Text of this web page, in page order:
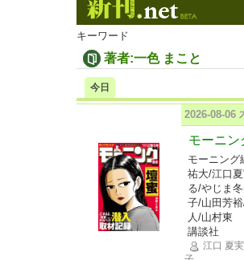
キーワード
著者:一色 まこと
今日
2026-08-06
モーニン
モーニング
祐大/江口
る/やじま
子/山田芳
人/山村東
講談社
江口 夏実